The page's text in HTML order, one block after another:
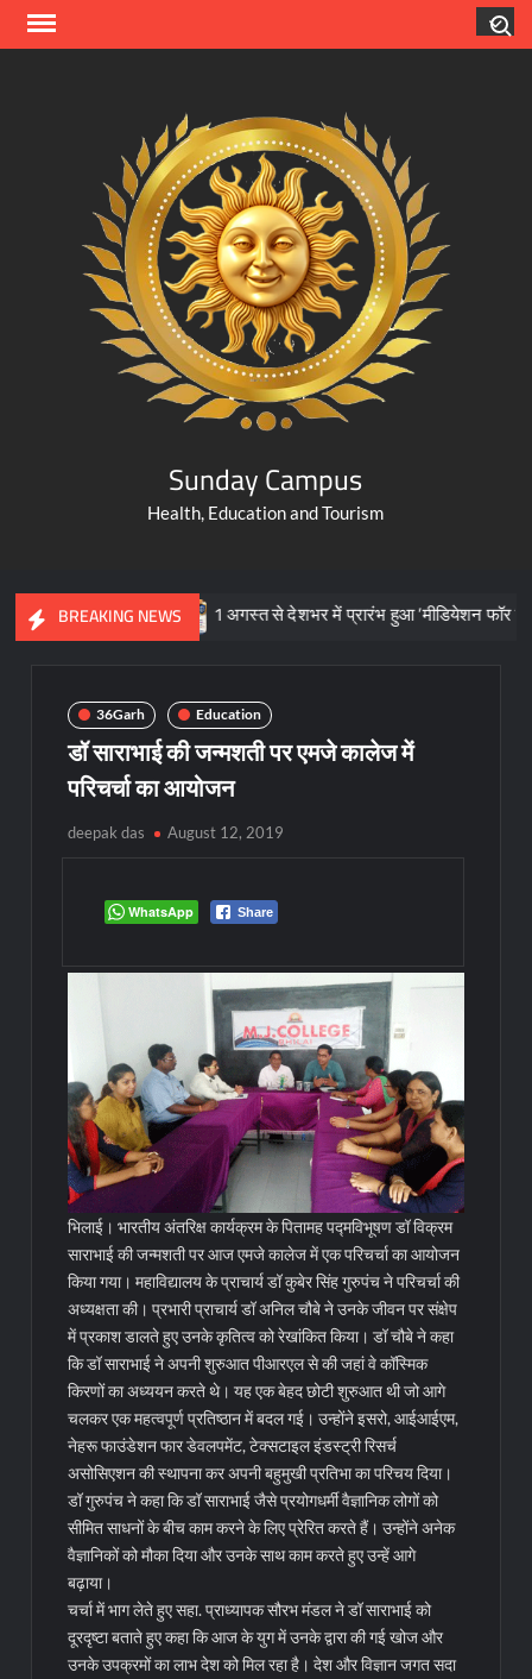
Skip
Sunday Campus
Health, Education and Tourism
BREAKING NEWS
प्रतीक 1 अगस्त से देशभर में प्रारंभ हुआ ’मीडियेशन फॉर दि नेशन 3.0’
36Garh Education
डॉ साराभाई की जन्मशती पर एमजे कालेज में
परिचर्चा का आयोजन
deepak das August 12, 2019
WhatsApp Share
भिलाई। भारतीय अंतरिक्ष कार्यक्रम के पितामह पद्मविभूषण डॉ विक्रम
साराभाई की जन्मशती पर आज एमजे कालेज में एक परिचर्चा का आयोजन
किया गया। महाविद्यालय के प्राचार्य डॉ कुबेर सिंह गुरुपंच ने परिचर्चा की
अध्यक्षता की। प्रभारी प्राचार्य डॉ अनिल चौबे ने उनके जीवन पर संक्षेप
में प्रकाश डालते हुए उनके कृतित्व को रेखांकित किया। डॉ चौबे ने कहा
कि डॉ साराभाई ने अपनी शुरुआत पीआरएल से की जहां वे कॉस्मिक
किरणों का अध्ययन करते थे। यह एक बेहद छोटी शुरुआत थी जो आगे
चलकर एक महत्वपूर्ण प्रतिष्ठान में बदल गई। उन्होंने इसरो, आईआईएम,
नेहरू फाउंडेशन फार डेवलपमेंट, टेक्सटाइल इंडस्ट्री रिसर्च
असोसिएशन की स्थापना कर अपनी बहुमुखी प्रतिभा का परिचय दिया।
डॉ गुरुपंच ने कहा कि डॉ साराभाई जैसे प्रयोगधर्मी वैज्ञानिक लोगों को
सीमित साधनों के बीच काम करने के लिए प्रेरित करते हैं। उन्होंने अनेक
वैज्ञानिकों को मौका दिया और उनके साथ काम करते हुए उन्हें आगे
बढ़ाया।
चर्चा में भाग लेते हुए सहा. प्राध्यापक सौरभ मंडल ने डॉ साराभाई को
दूरदृष्टा बताते हुए कहा कि आज के युग में उनके द्वारा की गई खोज और
उनके उपक्रमों का लाभ देश को मिल रहा है। देश और विज्ञान जगत सदा